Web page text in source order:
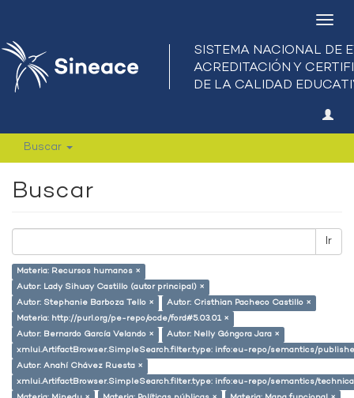
Buscar
Buscar
Ir
Materia: Recursos humanos ×
Autor: Lady Sihuay Castillo (autor principal) ×
Autor: Stephanie Barboza Tello ×
Autor: Cristhian Pacheco Castillo ×
Materia: http://purl.org/pe-repo/ocde/ford#5.03.01 ×
Autor: Bernardo García Velando ×
Autor: Nelly Góngora Jara ×
xmlui.ArtifactBrowser.SimpleSearch.filter.type: info:eu-repo/semantics/
Autor: Anahí Chávez Ruesta ×
xmlui.ArtifactBrowser.SimpleSearch.filter.type: info:eu-repo/semantics/